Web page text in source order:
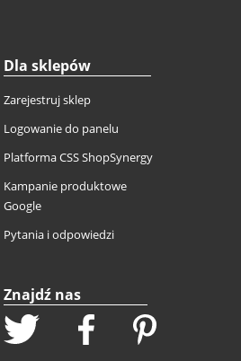
Dla sklepów
Zarejestruj sklep
Logowanie do panelu
Platforma CSS ShopSynergy
Kampanie produktowe
Google
Pytania i odpowiedzi
Znajdź nas